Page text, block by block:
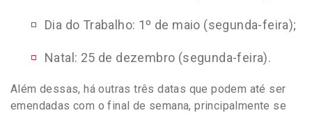
Dia do Trabalho: 1º de maio (segunda-feira);
Natal: 25 de dezembro (segunda-feira).
Além dessas, há outras três datas que podem até ser
emendadas com o final de semana, principalmente se